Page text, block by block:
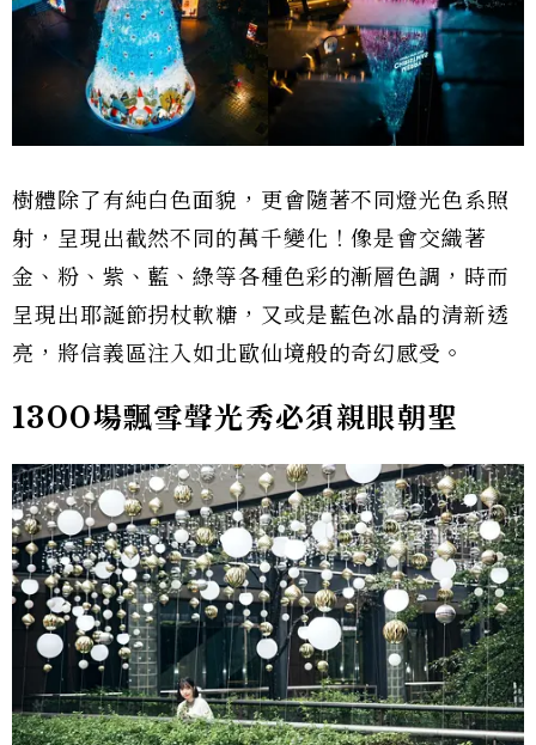
樹體除了有純白色面貌，更會隨著不同燈光色系照
射，呈現出截然不同的萬千變化！像是會交織著
金、粉、紫、藍、綠等各種色彩的漸層色調，時而
呈現出耶誕節拐杖軟糖，又或是藍色冰晶的清新透
亮，將信義區注入如北歐仙境般的奇幻感受。
1300場飄雪聲光秀必須親眼朝聖